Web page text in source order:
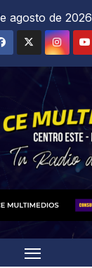
agosto de 2026